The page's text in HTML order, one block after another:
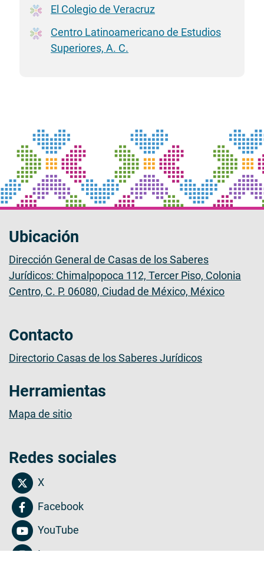
El Colegio de Veracruz
Centro Latinoamericano de Estudios
Superiores, A. C.
Ubicación
Dirección General de Casas de los Saberes
Jurídicos: Chimalpopoca 112, Tercer Piso, Colonia
Centro, C. P. 06080, Ciudad de México, México
Contacto
Directorio Casas de los Saberes Jurídicos
Herramientas
Mapa de sitio
Redes sociales
X
Facebook
YouTube
Instagram